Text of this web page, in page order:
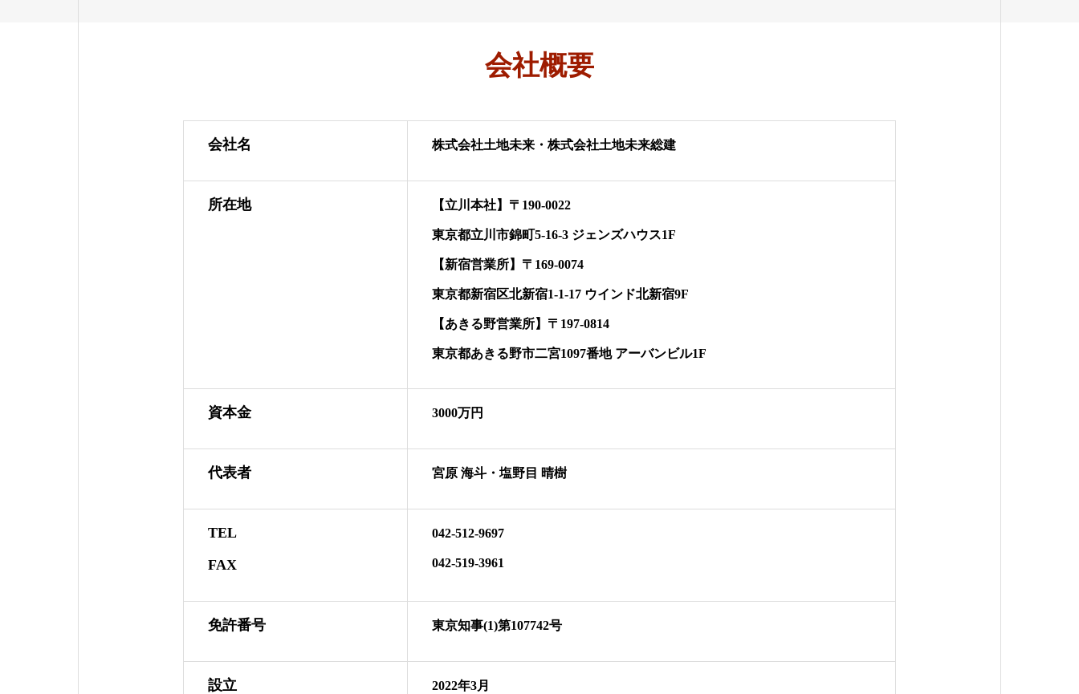
会社概要
会社名 株式会社土地未来・株式会社土地未来総建
所在地 【立川本社】〒190-0022
東京都立川市錦町5-16-3 ジェンズハウス1F
【新宿営業所】〒169-0074
東京都新宿区北新宿1-1-17 ウインド北新宿9F
【あきる野営業所】〒197-0814
東京都あきる野市二宮1097番地 アーバンビル1F
資本金 3000万円
代表者 宮原 海斗・塩野目 晴樹
TEL
FAX
042-512-9697
042-519-3961
免許番号 東京知事(1)第107742号
設立 2022年3月